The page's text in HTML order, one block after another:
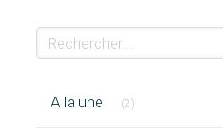
Rechercher
A la une (2)